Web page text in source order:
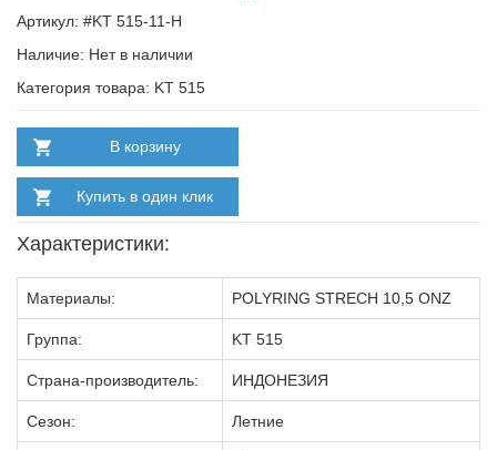
Артикул: #KT 515-11-H
Наличие: Нет в наличии
Категория товара: KT 515
В корзину
Купить в один клик
Характеристики:
Материалы: POLYRING STRECH 10,5 ONZ
Группа: KT 515
Страна-производитель: ИНДОНЕЗИЯ
Сезон: Летние